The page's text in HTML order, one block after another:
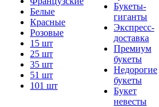
Белые
Красные
Розовые
15 шт
25 шт
35 шт
51 шт
101 шт
Букеты-
гиганты
Экспресс-
доставка
Премиум
букеты
Недорогие
букеты
Букет
невесты